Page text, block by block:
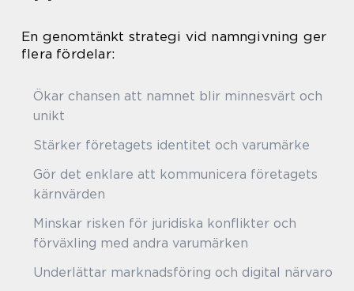
En genomtänkt strategi vid namngivning ger
flera fördelar:
Ökar chansen att namnet blir minnesvärt och
unikt
Stärker företagets identitet och varumärke
Gör det enklare att kommunicera företagets
kärnvärden
Minskar risken för juridiska konflikter och
förväxling med andra varumärken
Underlättar marknadsföring och digital närvaro